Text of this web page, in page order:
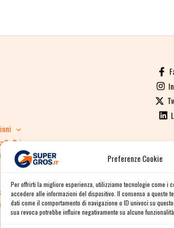
Preferenze Cookie
Per offrirti la migliore esperienza, utilizziamo tecnologie come i
accedere alle informazioni del dispositivo. Il consenso a queste
dati come il comportamento di navigazione o ID univoci su
sua revoca potrebbe influire negativamente su alcune funzionalità
Privacy
GENERALI DI VENDITA
Privacy